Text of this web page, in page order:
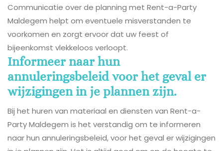
Communicatie over de planning met Rent-a-Party
Maldegem helpt om eventuele misverstanden te
voorkomen en zorgt ervoor dat uw feest of
bijeenkomst vlekkeloos verloopt.
Informeer naar hun
annuleringsbeleid voor het geval er
wijzigingen in je plannen zijn.
Bij het huren van materiaal en diensten van Rent-a-
Party Maldegem is het verstandig om te informeren
naar hun annuleringsbeleid, voor het geval er wijzigingen